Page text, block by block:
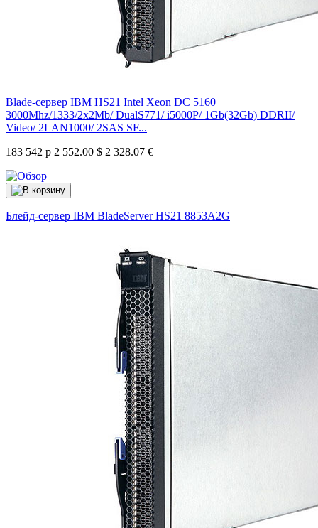
Blade-сервер IBM HS21 Intel Xeon DC 5160
3000Mhz/1333/2x2Mb/ DualS771/ i5000P/ 1Gb(32Gb) DDRII/
Video/ 2LAN1000/ 2SAS SF...
183 542 р 2 552.00 $ 2 328.07 €
Блейд-сервер IBM BladeServer HS21 8853A2G